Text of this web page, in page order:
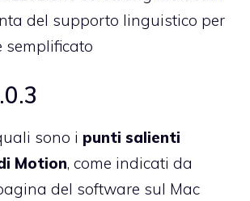
del supporto linguistico per
semplificato
sono i punti salienti
Motion, come indicati da
del software sul Mac